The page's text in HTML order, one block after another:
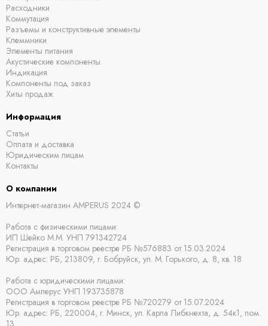
Расходники
Коммутация
Разъемы и конструктивные элементы
Клеммники
Элементы питания
Акустические компоненты
Индикация
Компоненты под заказ
Хиты продаж
Информация
Статьи
Оплата и доставка
Юридическим лицам
Контакты
О компании
Интернет-магазин AMPERUS 2024 ©
Работа с физическими лицами:
ИП Шейко М.М. УНП 791342724
Регистрация в торговом реестре РБ №576883 от 15.03.2024
Юр. адрес: РБ, 213809, г. Бобруйск, ул. М. Горького, д. 8, кв. 18
Работа с юридическими лицами:
ООО Амперус УНП 193735878
Регистрация в торговом реестре РБ №720279 от 15.07.2024
Юр. адрес: РБ, 220004, г. Минск, ул. Карла Либкнехта, д. 54к1, пом.